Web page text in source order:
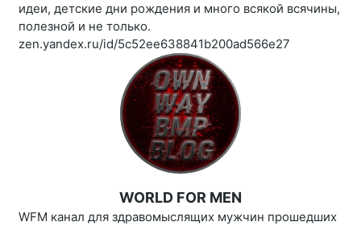
идеи, детские дни рождения и много всякой всячины,
полезной и не только.
zen.yandex.ru/id/5c52ee638841b200ad566e27
WORLD FOR MEN
WFM канал для здравомыслящих мужчин прошедших